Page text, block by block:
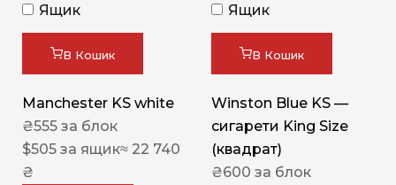
Ящик
В Кошик
Manchester KS white
₴555 за блок
$505 за ящик≈ 22 740
₴
Ящик
В Кошик
Winston Blue KS —
сигарети King Size
(квадрат)
₴600 за блок